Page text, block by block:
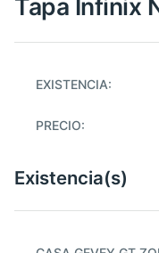
Tapa Infinix
EXISTENCIA:
PRECIO:
Existencia(s)